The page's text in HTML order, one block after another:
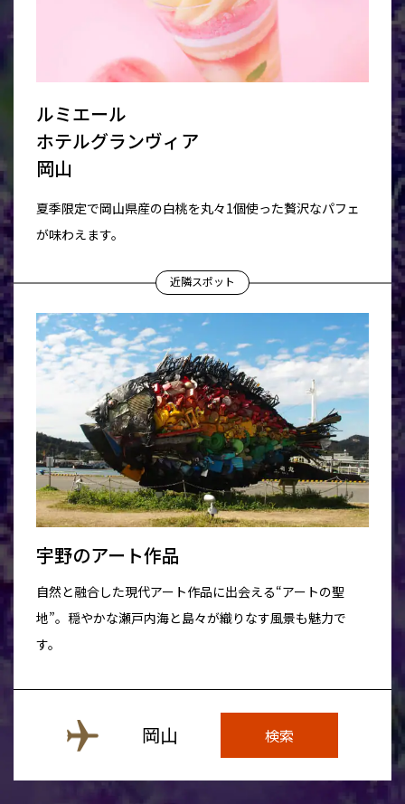
ルミエール
ホテルグランヴィア
岡山
夏季限定で岡山県産の白桃を丸々1個使った贅沢なパフェ
が味わえます。
近隣スポット
宇野のアート作品
自然と融合した現代アート作品に出会える“アートの聖
地”。穏やかな瀬戸内海と島々が織りなす風景も魅力で
す。
岡山 検索